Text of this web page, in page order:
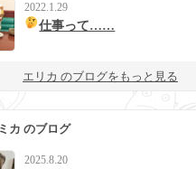
2022.1.29
仕事って……
エリカ のブログをもっと見る
カ のブログ
2025.8.20